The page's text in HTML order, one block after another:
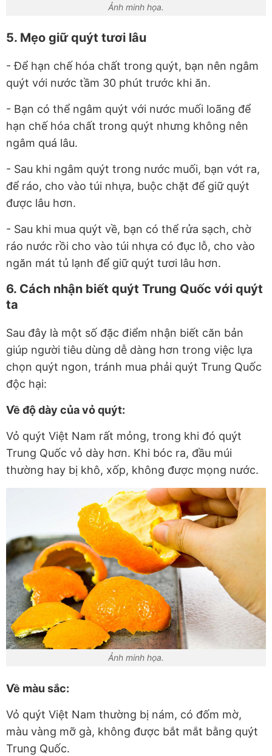
Ảnh minh họa.
5. Mẹo giữ quýt tươi lâu
- Để hạn chế hóa chất trong quýt, bạn nên ngâm
quýt với nước tầm 30 phút trước khi ăn.
- Bạn có thể ngâm quýt với nước muối loãng để
hạn chế hóa chất trong quýt nhưng không nên
ngâm quá lâu.
- Sau khi ngâm quýt trong nước muối, bạn vớt ra,
để ráo, cho vào túi nhựa, buộc chặt để giữ quýt
được lâu hơn.
- Sau khi mua quýt về, bạn có thể rửa sạch, chờ
ráo nước rồi cho vào túi nhựa có đục lỗ, cho vào
ngăn mát tủ lạnh để giữ quýt tươi lâu hơn.
6. Cách nhận biết quýt Trung Quốc với quýt
ta
Sau đây là một số đặc điểm nhận biết căn bản
giúp người tiêu dùng dễ dàng hơn trong việc lựa
chọn quýt ngon, tránh mua phải quýt Trung Quốc
độc hại:
Về độ dày của vỏ quýt:
Vỏ quýt Việt Nam rất mỏng, trong khi đó quýt
Trung Quốc vỏ dày hơn. Khi bóc ra, đầu múi
thường hay bị khô, xốp, không được mọng nước.
Ảnh minh họa.
Về màu sắc:
Vỏ quýt Việt Nam thường bị nám, có đốm mờ,
màu vàng mỡ gà, không được bắt mắt bằng quýt
Trung Quốc.